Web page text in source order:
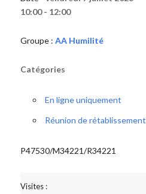
10:00 - 12:00
Groupe : AA Humilité
Catégories
En ligne uniquement
Réunion de rétablissement
P47530/M34221/R34221
Visites :